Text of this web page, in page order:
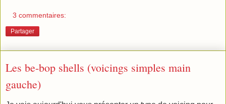
3 commentaires:
Partager
Les be-bop shells (voicings simples main
gauche)